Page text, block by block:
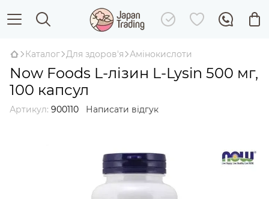
Каталог Для здоров'я Амінокислоти
Now Foods L-лізин L-Lysin 500 мг,
100 капсул
Артикул: 900110 Написати відгук